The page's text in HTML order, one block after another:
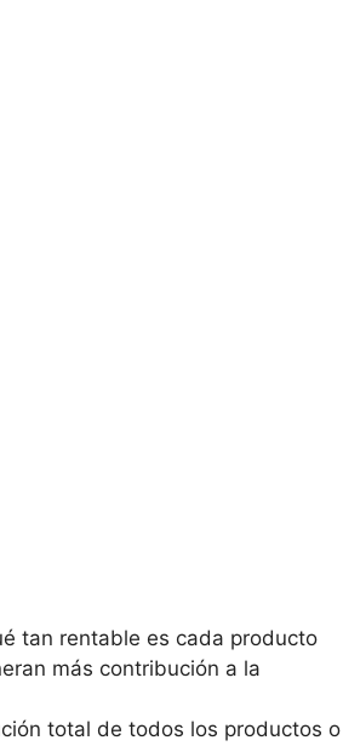
tan ‌rentable es cada producto
más contribución ⁤a la
total de todos los productos o